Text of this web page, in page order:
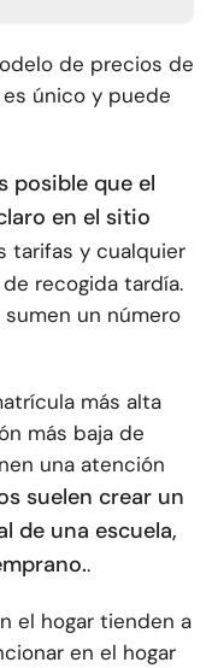
de precios de
único y puede
posible que el
en el sitio
tarifas y cualquier
recogida tardía.
un número
más alta
más baja de
una atención
suelen crear un
de una escuela,
.
el hogar tienden a
en el hogar